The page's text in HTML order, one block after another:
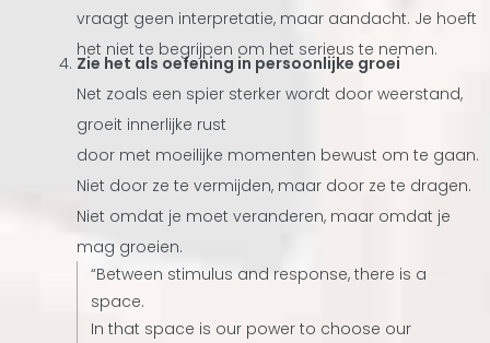
vraagt geen interpretatie, maar aandacht. Je hoeft
het niet te begrijpen om het serieus te nemen.
Zie het als oefening in persoonlijke groei
Net zoals een spier sterker wordt door weerstand,
groeit innerlijke rust
door met moeilijke momenten bewust om te gaan.
Niet door ze te vermijden, maar door ze te dragen.
Niet omdat je moet veranderen, maar omdat je
mag groeien.
“Between stimulus and response, there is a
space.
In that space is our power to choose our